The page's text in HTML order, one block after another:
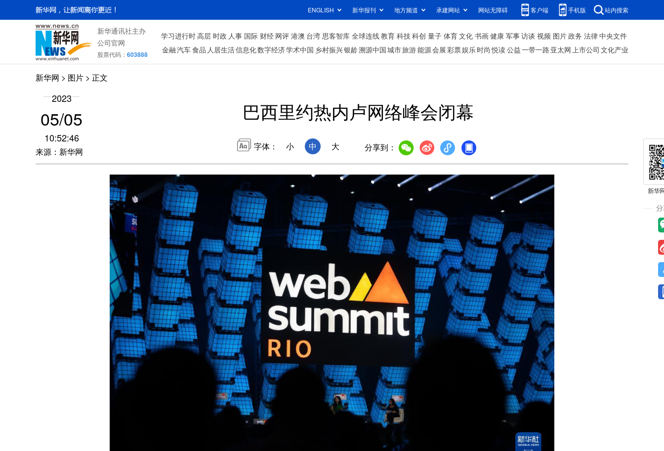
ENGLISH 新华报刊 地方频道 承建网站 网站无障碍 客户端 手机版 站内搜索
新华通讯社主办
公司官网
股票代码： 603888
学习进行时高层 时政 人事 国际 财经 网评 港澳 台湾 思客智库 全球连线教育 科技科创 量子 体育文化 书画健康 军事访谈 视频 图片政务 法律中央文件
金融汽车食品 人居生活信息化数字经济学术中国 乡村振兴银龄溯源中国城市旅游能源会展彩票娱乐时尚 悦读公益一带一路 亚太网上市公司 文化产业
新华网 > 图片 > 正文
2023
05/05
10:52:46
来源：新华网
巴西里约热内卢网络峰会闭幕
字体： 小 中 大 分享到：